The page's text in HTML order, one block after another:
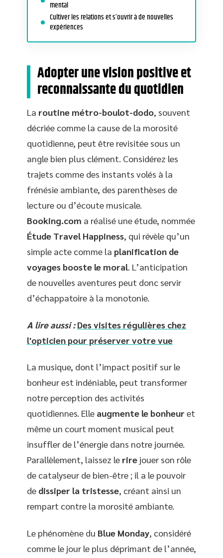
mental
Cultiver les relations et s’ouvrir à de nouvelles
expériences
Adopter une vision positive et
reconnaissante du quotidien
La routine métro-boulot-dodo, souvent
décriée comme la cause de la morosité
quotidienne, peut être revisitée sous un
angle bien plus clément. Considérez les
trajets comme des instants volés à la
frénésie ambiante, des parenthèses de
lecture ou d’écoute musicale.
Booking.com a réalisé une étude, nommée
Étude Travel Happiness, qui révèle qu’un
simple acte comme la planification de
voyages booste le moral. L’anticipation
de nouvelles aventures peut donc servir
d’échappatoire à la monotonie.
A lire aussi : Des visites régulières chez
l'opticien pour préserver votre vue
La musique, dont l’impact positif sur le
bonheur est indéniable, peut transformer
notre perception des activités
quotidiennes. Elle augmente le bonheur et
même un court moment musical peut
insuffler de l’énergie dans notre journée.
Parallèlement, laissez le rire jouer son rôle
de catalyseur de bien-être ; il a le pouvoir
de dissiper la tristesse, créant ainsi un
rempart contre la morosité ambiante.
Le phénomène du Blue Monday, considéré
comme le jour le plus déprimant de l’année,